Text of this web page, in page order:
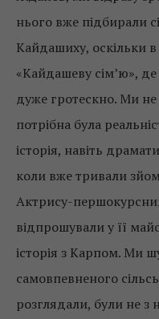
нього вже підбирали
Кайдашиху, оскільки в
«Кайдашеву сім’ю»,
дуже гротескно. Ми не
потрібна була
історія, навіть
коли вже тривали
Актрису-
відпрошували у її
історія з Карпом. Ми
самовпевненого
розглядали, були не з